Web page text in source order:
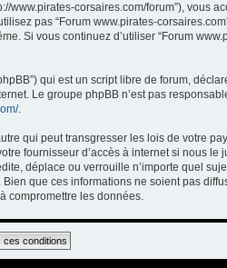
www.pirates-corsaires.com/forum”),
pas “Forum www.pirates-
Si vous continuez d’utiliser “Forum
qui est un script libre de forum,
Le groupe phpBB n’est pas
.
qui peut transgresser les lois de votre
fournisseur d’accès à internet si nous le
déplace ou verrouille n’importe quel
que ces informations ne soient pas
compromettre les données.